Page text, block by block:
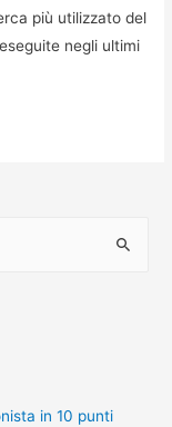
più utilizzato del
negli ultimi
in 10 punti